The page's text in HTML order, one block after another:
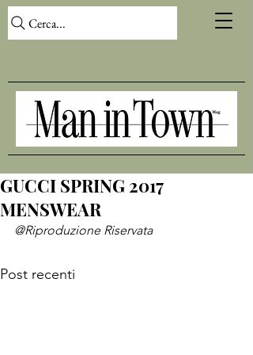
Cerca...
GUCCI SPRING 2017
MENSWEAR
@Riproduzione Riservata
Post recenti